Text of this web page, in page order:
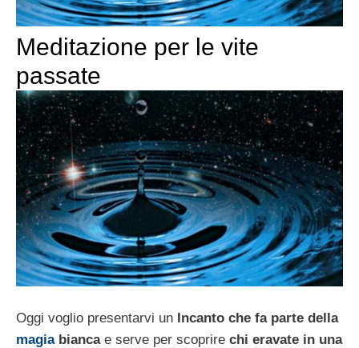
Meditazione per le vite
passate
Oggi voglio presentarvi un Incanto che fa parte della
magiabiancae serve per scoprire chi eravate in una